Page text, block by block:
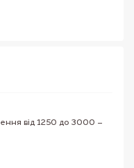
від 1250 до 3000 –